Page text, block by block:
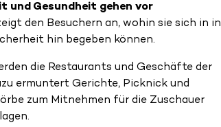
und Gesundheit gehen vor
den Besuchern an, wohin sie sich in in
hin begeben können.
die Restaurants und Geschäfte der
ermuntert Gerichte, Picknick und
zum Mitnehmen für die Zuschauer